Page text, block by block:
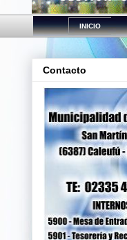
INICIO
Contacto